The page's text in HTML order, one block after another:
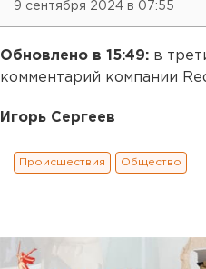
9 сентября 2024 в 07:55
Обновлено в 15:49: в
комментарий компании
Игорь Сергеев
Происшествия Общество